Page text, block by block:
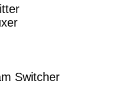
Switcher